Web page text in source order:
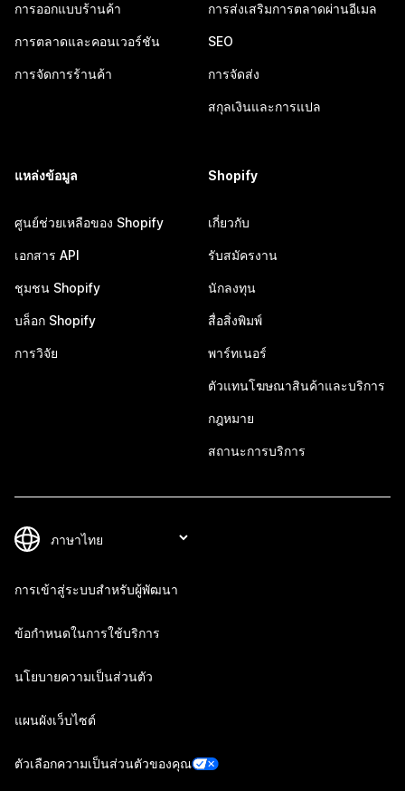
การออกแบบร้านค้า
การตลาดและคอนเวอร์ชัน
การจัดการร้านค้า
การส่งเสริมการตลาดผ่านอีเมล
SEO
การจัดส่ง
สกุลเงินและการแปล
แหล่งข้อมูล
ศูนย์ช่วยเหลือของ Shopify
เอกสาร API
ชุมชน Shopify
บล็อก Shopify
การวิจัย
Shopify
เกี่ยวกับ
รับสมัครงาน
นักลงทุน
สื่อสิ่งพิมพ์
พาร์ทเนอร์
ตัวแทนโฆษณาสินค้าและบริการ
กฎหมาย
สถานะการบริการ
การเข้าสู่ระบบสำหรับผู้พัฒนา
ข้อกำหนดในการใช้บริการ
นโยบายความเป็นส่วนตัว
แผนผังเว็บไซต์
ตัวเลือกความเป็นส่วนตัวของคุณ